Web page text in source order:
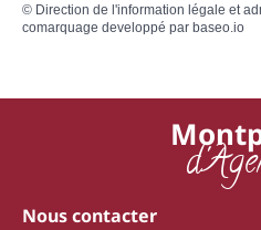
© Direction de l'information légale et
comarquage developpé par baseo.io
Nous contacter